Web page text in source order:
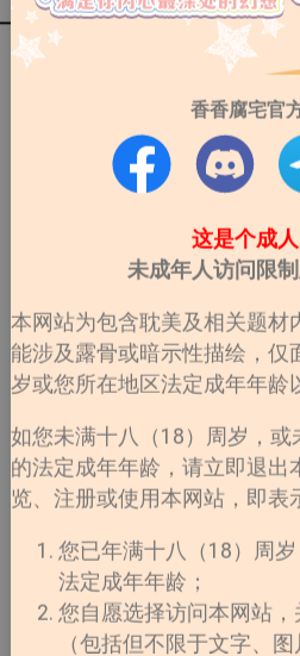
香香腐宅官
这是个成
未成年人访问限
本网站为包含耽美及相关题材
能涉及露骨或暗示性描绘，仅
岁或您所在地区法定成年年龄
如您未满十八（18）周岁，
的法定成年年龄，请立即退出
览、注册或使用本网站，即表
您已年满十八（18）周
法定成年年龄；
您自愿选择访问本网站
（包括但不限于文字、